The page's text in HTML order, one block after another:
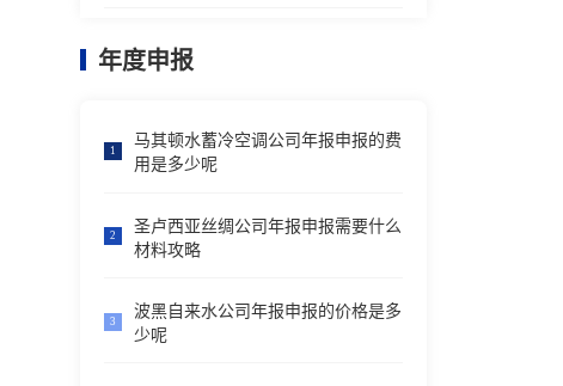
年度申报
1
马其顿水蓄冷空调公司年报申报的费
用是多少呢
2
圣卢西亚丝绸公司年报申报需要什么
材料攻略
3
波黑自来水公司年报申报的价格是多
少呢